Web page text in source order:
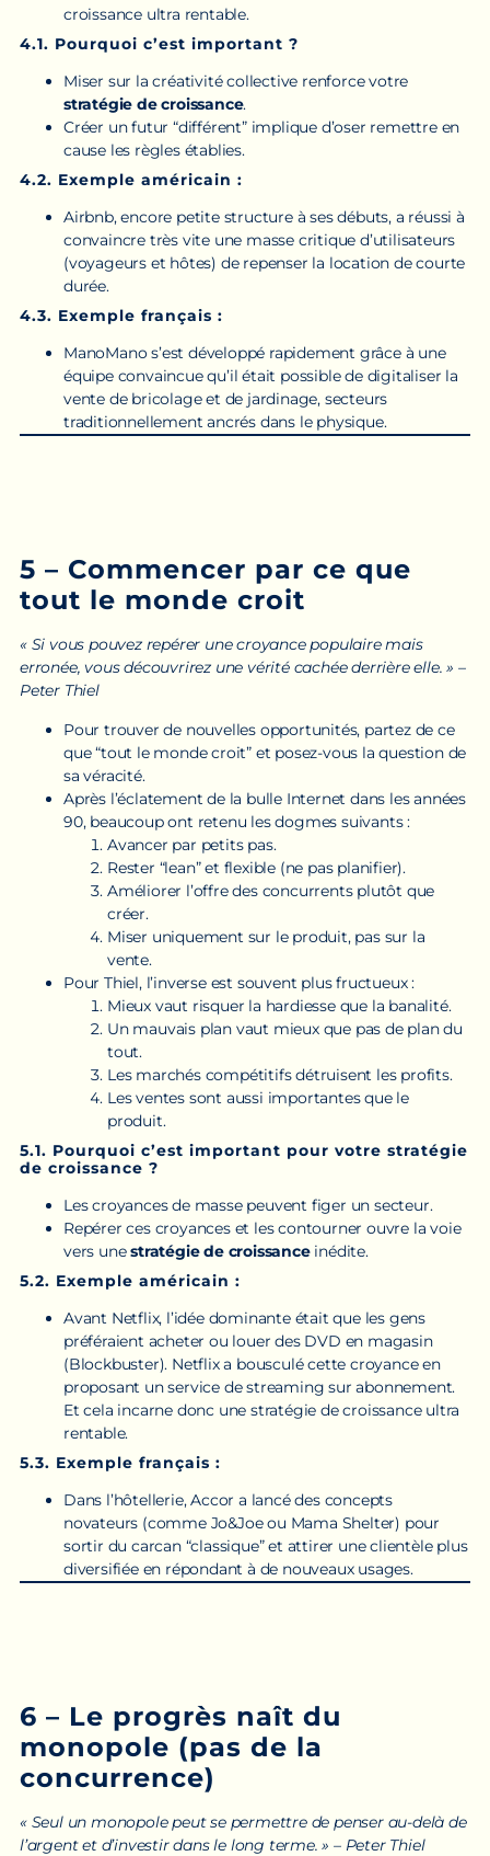
croissance ultra rentable.
4.1. Pourquoi c’est important ?
Miser sur la créativité collective renforce votre
stratégie de croissance.
Créer un futur “différent” implique d’oser remettre en
cause les règles établies.
4.2. Exemple américain :
Airbnb, encore petite structure à ses débuts, a réussi à
convaincre très vite une masse critique d’utilisateurs
(voyageurs et hôtes) de repenser la location de courte
durée.
4.3. Exemple français :
ManoMano s’est développé rapidement grâce à une
équipe convaincue qu’il était possible de digitaliser la
vente de bricolage et de jardinage, secteurs
traditionnellement ancrés dans le physique.
5 – Commencer par ce que
tout le monde croit
« Si vous pouvez repérer une croyance populaire mais
erronée, vous découvrirez une vérité cachée derrière elle. » –
Peter Thiel
Pour trouver de nouvelles opportunités, partez de ce
que “tout le monde croit” et posez-vous la question de
sa véracité.
Après l’éclatement de la bulle Internet dans les années
90, beaucoup ont retenu les dogmes suivants :
Avancer par petits pas.
Rester “lean” et flexible (ne pas planifier).
Améliorer l’offre des concurrents plutôt que
créer.
Miser uniquement sur le produit, pas sur la
vente.
Pour Thiel, l’inverse est souvent plus fructueux :
Mieux vaut risquer la hardiesse que la banalité.
Un mauvais plan vaut mieux que pas de plan du
tout.
Les marchés compétitifs détruisent les profits.
Les ventes sont aussi importantes que le
produit.
5.1. Pourquoi c’est important pour votre stratégie
de croissance ?
Les croyances de masse peuvent figer un secteur.
Repérer ces croyances et les contourner ouvre la voie
vers unestratégie de croissanceinédite.
5.2. Exemple américain :
Avant Netflix, l’idée dominante était que les gens
préféraient acheter ou louer des DVD en magasin
(Blockbuster). Netflix a bousculé cette croyance en
proposant un service de streaming sur abonnement.
Et cela incarne donc une stratégie de croissance ultra
rentable.
5.3. Exemple français :
Dans l’hôtellerie, Accor a lancé des concepts
novateurs (comme Jo&Joe ou Mama Shelter) pour
sortir du carcan “classique” et attirer une clientèle plus
diversifiée en répondant à de nouveaux usages.
6 – Le progrès naît du
monopole (pas de la
concurrence)
« Seul un monopole peut se permettre de penser au-delà de
l’argent et d’investir dans le long terme. » – Peter Thiel